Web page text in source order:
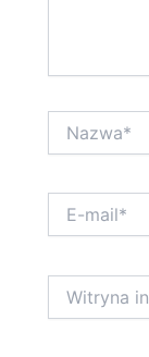
mail*
internetowa